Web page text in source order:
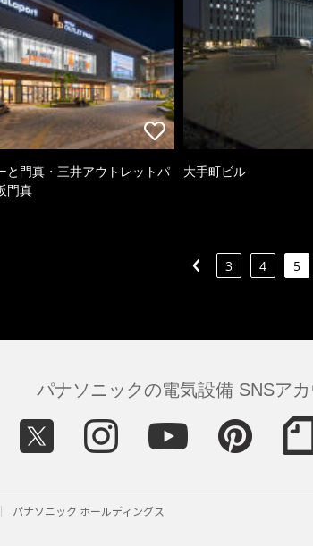
と門真・三井アウトレットパ
門真
大手町ビル
3 4 5
パナソニックの電気設備 SNSアカ
パナソニック ホールディングス